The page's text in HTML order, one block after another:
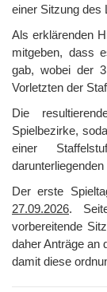
einer Sitzung des
Als erklärenden
mitgeben, dass
gab, wobei der
Vorletzten der
Die
Spielbezirke,
einer
Der erste
27.09.2026.
vorbereitende
daher Anträge an
damit diese